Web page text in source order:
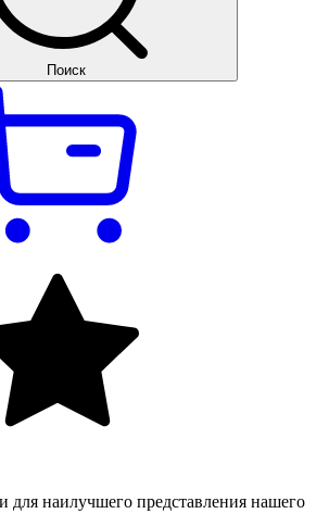
Поиск
для наилучшего представления нашего